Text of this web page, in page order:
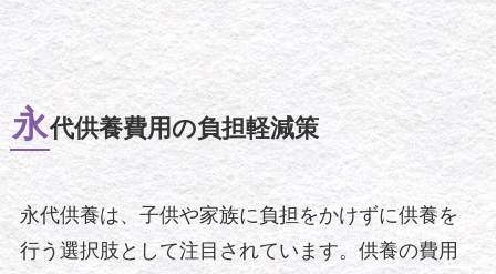
永代供養費用の負担軽減策
永代供養は、子供や家族に負担をかけずに供養を
行う選択肢として注目されています。供養の費用